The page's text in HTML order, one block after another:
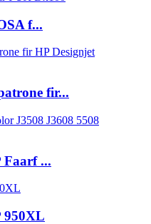
f...
fir...
...
950XL